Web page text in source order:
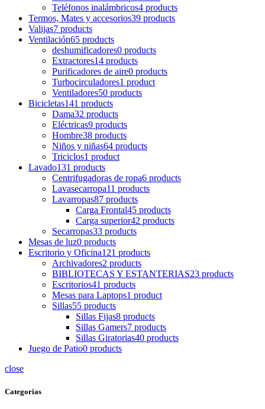
Teléfonos inalámbricos4 products
Termos, Mates y accesorios39 products
Valijas7 products
Ventilación65 products
deshumificadores0 products
Extractores14 products
Purificadores de aire0 products
Turbocirculadores1 product
Ventiladores50 products
Bicicletas141 products
Dama32 products
Eléctricas9 products
Hombre38 products
Niños y niñas64 products
Triciclos1 product
Lavado131 products
Centrifugadoras de ropa6 products
Lavasecarropa11 products
Lavarropas87 products
Carga Frontal45 products
Carga superior42 products
Secarropas33 products
Mesas de luz0 products
Escritorio y Oficina121 products
Archivadores2 products
BIBLIOTECAS Y ESTANTERIAS23 products
Escritorios41 products
Mesas para Laptops1 product
Sillas55 products
Sillas Fijas8 products
Sillas Gamers7 products
Sillas Giratorias40 products
Juego de Patio0 products
close
Categorias